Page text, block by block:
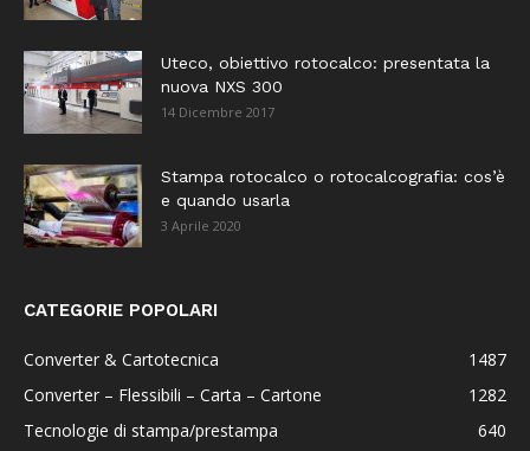
Uteco, obiettivo rotocalco: presentata la
nuova NXS 300
14 Dicembre 2017
Stampa rotocalco o rotocalcografia: cos’è
e quando usarla
3 Aprile 2020
CATEGORIE POPOLARI
Converter & Cartotecnica
1487
Converter – Flessibili – Carta – Cartone
1282
Tecnologie di stampa/prestampa
640